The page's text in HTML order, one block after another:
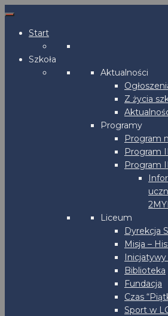
Start
Szkoła
Aktualności
Z życia
Programy
Program
Program
Program
Liceum
Dyrekcja
Misja –
Biblioteka
Fundacja
Czas
Sport w